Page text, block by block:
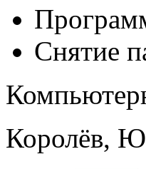
Снятие
Королёв,